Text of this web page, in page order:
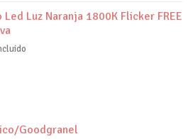
Luz Naranja 1800K Flicker FREE
Goodgranel